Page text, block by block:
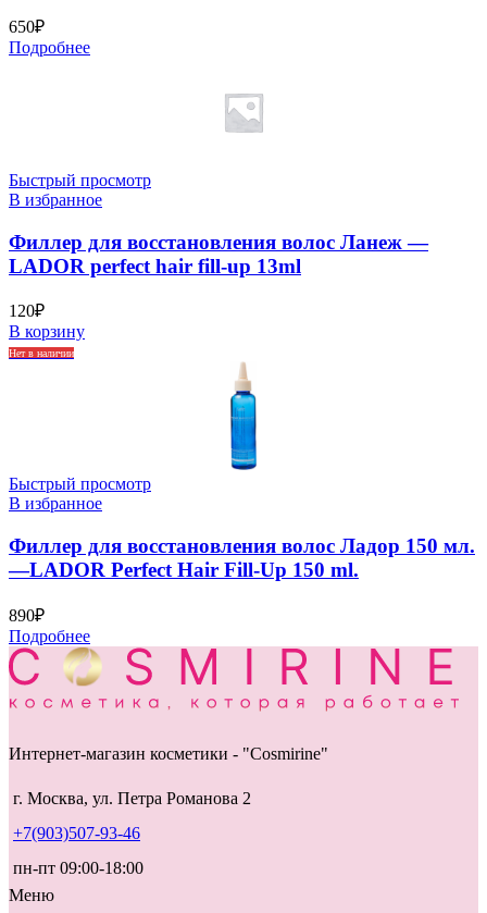
650₽
Подробнее
Быстрый просмотр
В избранное
Филлер для восстановления волос Ланеж —
LADOR perfect hair fill-up 13ml
120₽
В корзину
Нет в наличии
Быстрый просмотр
В избранное
Филлер для восстановления волос Ладор 150 мл.
—LADOR Perfect Hair Fill-Up 150 ml.
890₽
Подробнее
Интернет-магазин косметики - "Cosmirine"
г. Москва, ул. Петра Романова 2
+7(903)507-93-46
пн-пт 09:00-18:00
Меню